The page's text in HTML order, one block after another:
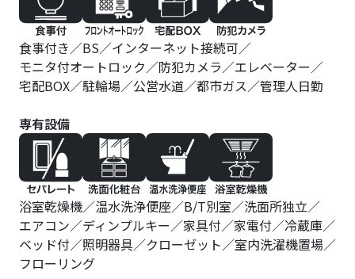
食事付き BS
インターネット接続可
モニタ付オートロック
防犯カメラ
エレベーター
宅配BOX
駐輪場 公営水道 都市ガス
管理人日勤
専有設備
浴室乾燥機 温水洗浄便座 B/T別室
洗面所独立
エアコン
ディンプルキー 家具付 家電付
冷蔵庫
ベッド付
照明器具 クローゼット
室内洗濯機置場
フローリング